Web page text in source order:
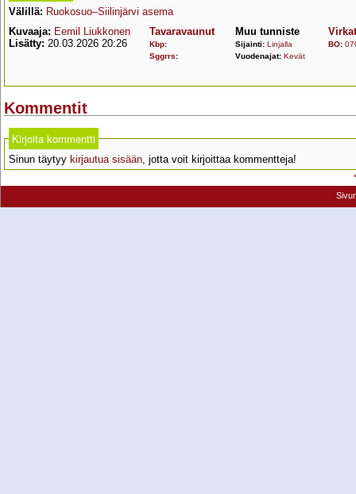
Välillä: Ruokosuo–Siilinjärvi asema
Kuvaaja: Eemil Liukkonen
Lisätty: 20.03.2026 20:26
Tavaravaunut
Kbp:
Sggrrs:
Muu tunniste
Sijainti: Linjalla
Vuodenajat: Kevät
BO:
Kommentit
Kirjoita kommentti
Sinun täytyy kirjautua sisään, jotta voit kirjoittaa kommentteja!